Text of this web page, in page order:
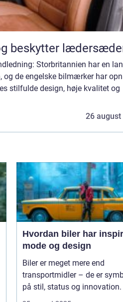
beskytter
Storbritannien har en
de engelske bilmærker har
stilfulde design, høje kvalitet og
26 august
Hvordan biler har
mode og design
Biler er meget mere end
transportmidler – de er
på stil, status og innovation.